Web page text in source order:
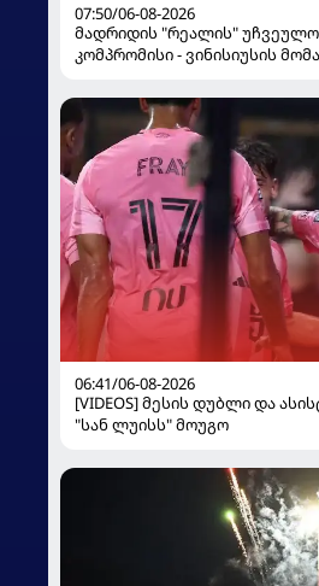
07:50/06-08-2026
მადრიდის "რეალის"
კომპრომისი - ვინისიუსის
06:41/06-08-2026
[VIDEOS] მესის დუბლი და
"სან ლუისს" მოუგო